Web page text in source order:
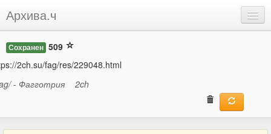
Архива.ч
Войти
Сохранен 509
2ch.su/fag/res/229048.html
- Фагготрия
2ch